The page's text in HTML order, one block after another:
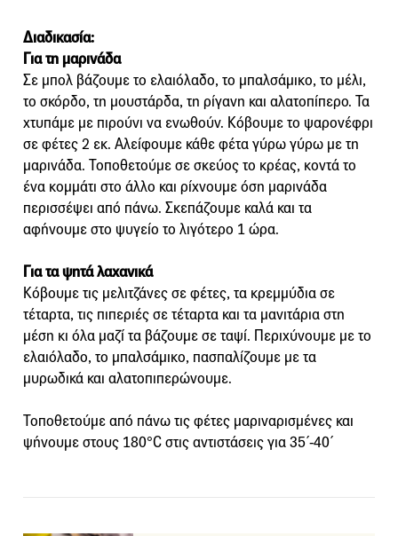
Διαδικασία:
Για τη μαρινάδα
Σε μπολ βάζουμε το ελαιόλαδο, το μπαλσάμικο, το μέλι,
το σκόρδο, τη μουστάρδα, τη ρίγανη και αλατοπίπερο. Τα
χτυπάμε με πιρούνι να ενωθούν. Κόβουμε το ψαρονέφρι
σε φέτες 2 εκ. Αλείφουμε κάθε φέτα γύρω γύρω με τη
μαρινάδα. Τοποθετούμε σε σκεύος το κρέας, κοντά το
ένα κομμάτι στο άλλο και ρίχνουμε όση μαρινάδα
περισσέψει από πάνω. Σκεπάζουμε καλά και τα
αφήνουμε στο ψυγείο το λιγότερο 1 ώρα.
Για τα ψητά λαχανικά
Κόβουμε τις μελιτζάνες σε φέτες, τα κρεμμύδια σε
τέταρτα, τις πιπεριές σε τέταρτα και τα μανιτάρια στη
μέση κι όλα μαζί τα βάζουμε σε ταψί. Περιχύνουμε με το
ελαιόλαδο, το μπαλσάμικο, πασπαλίζουμε με τα
μυρωδικά και αλατοπιπερώνουμε.
Τοποθετούμε από πάνω τις φέτες μαριναρισμένες και
ψήνουμε στους 180°C στις αντιστάσεις για 35΄-40΄